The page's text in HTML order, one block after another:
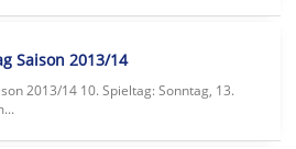
Saison 2013/14
2013/14 10. Spieltag: Sonntag, 13.